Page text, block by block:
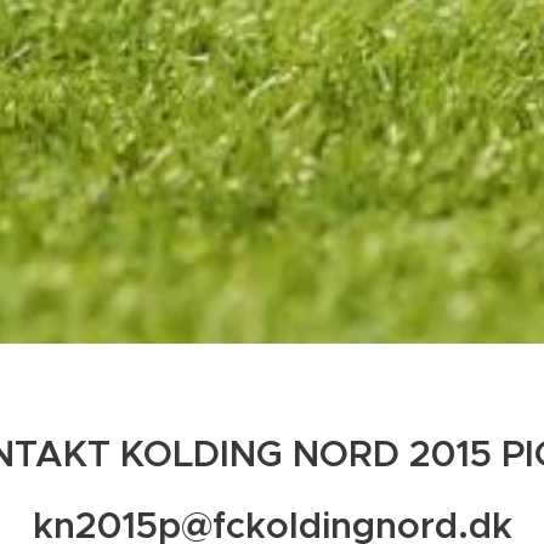
KOLDING NORD 2015
kn2015p@fckoldingnord.dk